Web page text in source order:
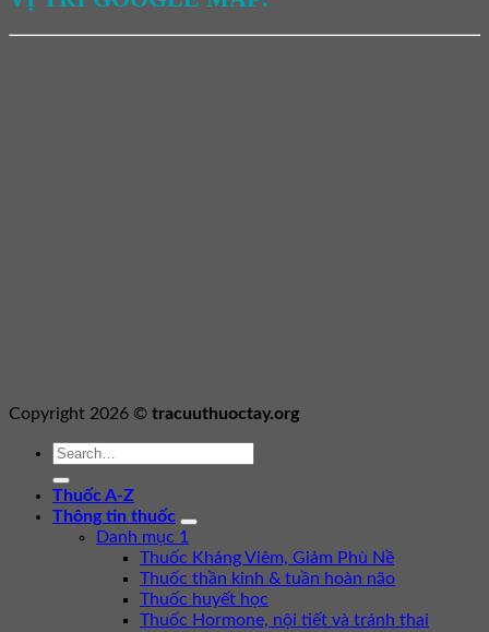
Copyright 2026 © tracuuthuoctay.org
Thuốc A-Z
Thông tin thuốc
Danh mục 1
Thuốc Kháng Viêm, Giảm Phù Nề
Thuốc thần kinh & tuần hoàn não
Thuốc huyết học
Thuốc Hormone, nội tiết và tránh thai